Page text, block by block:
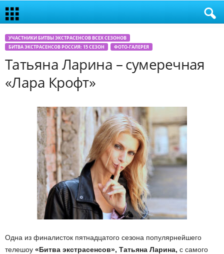
УЧАСТНИКИ БИТВЫ ЭКСТРАСЕНСОВ ВСЕХ СЕЗОНОВ
БИТВА ЭКСТРАСЕНСОВ РОССИЯ: 15 СЕЗОН
ФОТО-ГАЛЕРЕЯ
Татьяна Ларина – сумеречная
«Лара Крофт»
Одна из финалисток пятнадцатого сезона популярнейшего
телешоу «Битва экстрасенсов», Татьяна Ларина, с самого